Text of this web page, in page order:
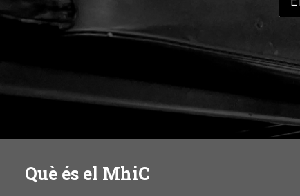
Què és el MhiC